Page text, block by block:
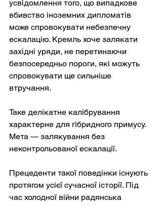
усвідомлення того, що випадкове
вбивство іноземних дипломатів
може спровокувати небезпечну
ескалацію. Кремль хоче залякати
західні уряди, не перетинаючи
безпосередньо пороги, які можуть
спровокувати ще сильніше
втручання.
Таке делікатне калібрування
характерне для гібридного примусу.
Мета — залякування без
неконтрольованої ескалації.
Прецеденти такої поведінки існують
протягом усієї сучасної історії. Під
час холодної війни радянська